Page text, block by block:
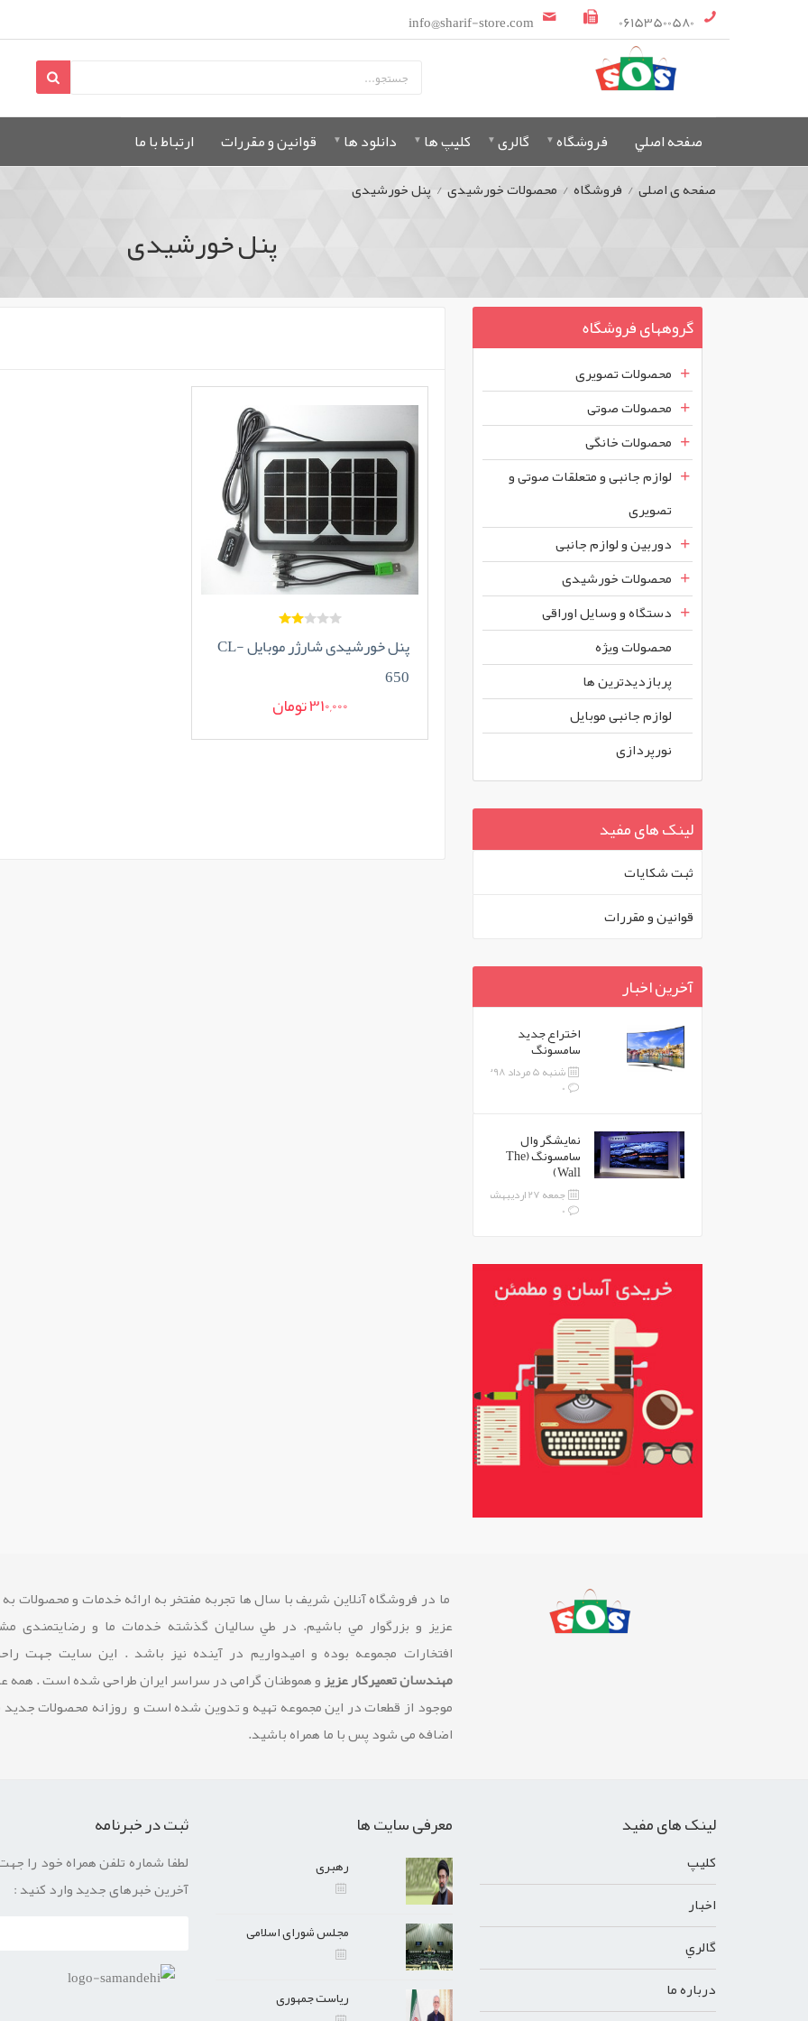
06153500580
info@sharif-store.com
صفحه اصلي فروشگاه گالری کلیپ ها دانلود ها قوانين و مقررات ارتباط با ما
صفحه ی اصلی / فروشگاه / محصولات خورشیدی / پنل خورشیدی
پنل خورشیدی
گروههای فروشگاه
محصولات تصویری
محصولات صوتی
محصولات خانگی
لوازم جانبی و متعلقات صوتی و
تصویری
دوربین و لوازم جانبی
محصولات خورشیدی
دستگاه و وسایل اوراقی
محصولات ويژه
پربازديدترين ها
لوازم جانبی موبایل
نورپردازی
لینک های مفید
ثبت شکايات
قوانين و مقررات
آخرین اخبار
اختراع جدید
سامسونگ
شنبه 5 مرداد 1398
0
نمایشگر وال
سامسونگ (The
Wall)
جمعه 27 اردیبهشت 1398
0
پنل خورشیدی شارژر موبایل CL-
650
310,000 تومان
ما در فروشگاه آنلاین شريف با سال ها تجربه مفتخر به ارائه خدمات و محصولات
عزیز و بزرگوار مي باشيم. در طي ساليان گذشته خدمات ما و رضايتمندی
افتخارات مجموعه بوده و امیدواریم در آینده نیز باشد . این سایت جهت
مهندسان تعمیرکار عزیزو هموطنان گرامی در سراسر ایران طراحی شده است .
موجود از قطعات در این مجموعه تهیه و تدوین شده است و روزانه محصولات
اضافه می شود پس با ما همراه باشید.
لینک های مفید
کليپ
اخبار
گالري
درباره ما
معرفی سایت ها
رهبری
مجلس شورای اسلامی
ریاست جمهوری
ثبت در خبرنامه
لطفا شماره تلفن همراه خود را
آخرین خبرهای جدید وارد کنید :